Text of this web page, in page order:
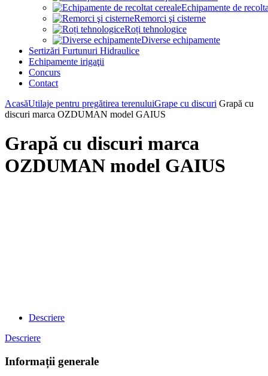
Echipamente de
Remorci şi cisterne
Roți tehnologice
Diverse echipamente
Sertizări Furtunuri Hidraulice
Echipamente irigaţii
Concurs
Contact
AcasăUtilaje pentru pregătirea terenuluiGrape cu discuri Grapă cu
discuri marca OZDUMAN model GAIUS
Grapă cu discuri marca
OZDUMAN model GAIUS
Descriere
Descriere
Informații generale